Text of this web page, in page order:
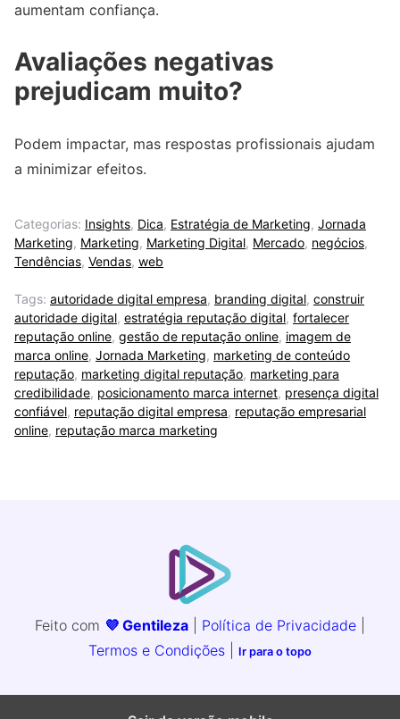
aumentam confiança.
Avaliações negativas
prejudicam muito?
Podem impactar, mas respostas profissionais ajudam
a minimizar efeitos.
Categorias: Insights, Dica, Estratégia de Marketing, Jornada
Marketing, Marketing, Marketing Digital, Mercado, negócios,
Tendências, Vendas, web
Tags: autoridade digital empresa, branding digital, construir
autoridade digital, estratégia reputação digital, fortalecer
reputação online, gestão de reputação online, imagem de
marca online, Jornada Marketing, marketing de conteúdo
reputação, marketing digital reputação, marketing para
credibilidade, posicionamento marca internet, presença digital
confiável, reputação digital empresa, reputação empresarial
online, reputação marca marketing
Feito com 💜 Gentileza Política de Privacidade
Termos e Condições
Ir para o topo